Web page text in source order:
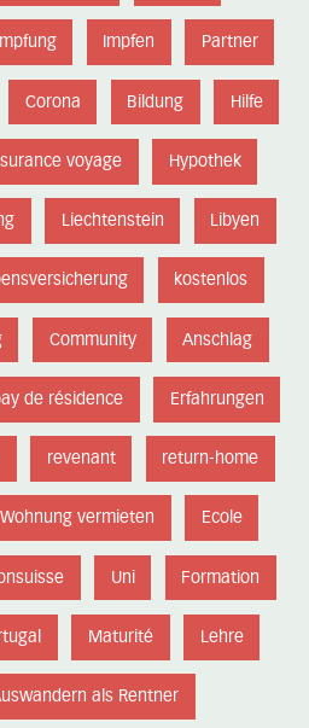
Impfung Impfen Partner
Corona Bildung Hilfe
voyage Hypothek
Liechtenstein Libyen
kostenlos
Community Anschlag
de résidence Erfahrungen
revenant return-home
Wohnung vermieten Ecole
Uni Formation
Maturité Lehre
als Rentner